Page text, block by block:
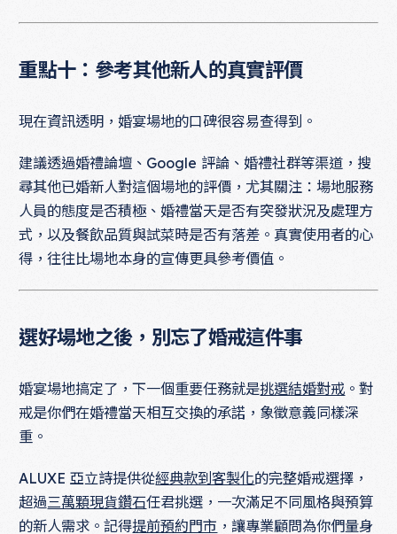
重點十：參考其他新人的真實評價
現在資訊透明，婚宴場地的口碑很容易查得到。
建議透過婚禮論壇、Google 評論、婚禮社群等渠道，搜
尋其他已婚新人對這個場地的評價，尤其關注：場地服務
人員的態度是否積極、婚禮當天是否有突發狀況及處理方
式，以及餐飲品質與試菜時是否有落差。真實使用者的心
得，往往比場地本身的宣傳更具參考價值。
選好場地之後，別忘了婚戒這件事
婚宴場地搞定了，下一個重要任務就是挑選結婚對戒 。對
戒是你們在婚禮當天相互交換的承諾，象徵意義同樣深
重。
ALUXE 亞立詩提供從經典款到客製化的完整婚戒選擇，
超過三萬顆現貨鑽石任君挑選，一次滿足不同風格與預算
的新人需求。記得提前預約門市 ，讓專業顧問為你們量身